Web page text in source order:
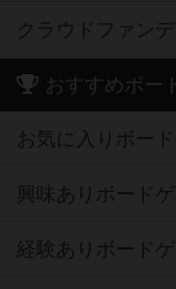
クラウドファン
おすすめボー
お気に入りボー
興味ありボード
経験ありボード